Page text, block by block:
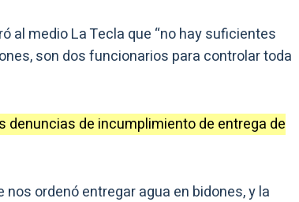
al medio La Tecla que “no hay suficientes
son dos funcionarios para controlar toda
denuncias de incumplimiento de entrega de
ordenó entregar agua en bidones, y la